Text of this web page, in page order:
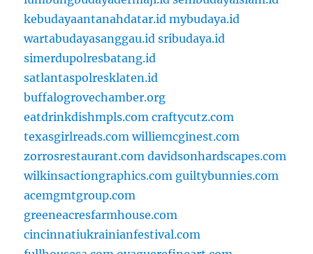
kebudayaantanahdatar.id mybudaya.id
wartabudayasanggau.id sribudaya.id
simerdupolresbatang.id
satlantaspolresklaten.id
buffalogrovechamber.org
eatdrinkdishmpls.com craftycutz.com
texasgirlreads.com williemcginest.com
zorrosrestaurant.com davidsonhardscapes.com
wilkinsactiongraphics.com guiltybunnies.com
acemgmtgroup.com
greeneacresfarmhouse.com
cincinnatiukrainianfestival.com